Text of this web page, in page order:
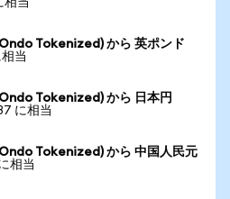
相当
Tokenized) から 英ポンド
当
Tokenized) から 日本円
に相当
Tokenized) から 中国人民元
相当